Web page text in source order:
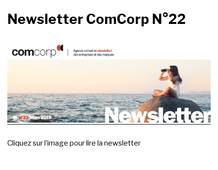
Newsletter ComCorp N°22
Cliquez sur l’image pour lire la newsletter